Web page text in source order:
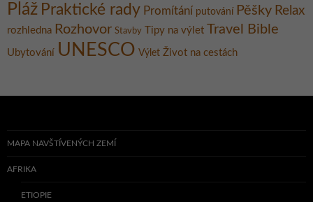
Pláž Praktické rady Promítání putování Pěšky Relax
rozhledna Rozhovor Stavby Tipy na výlet Travel Bible
Ubytování UNESCO Výlet Život na cestách
MAPA NAVŠTÍVENÝCH ZEMÍ
AFRIKA
ETIOPIE